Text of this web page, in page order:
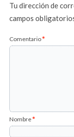
Tu dirección de
campos
Comentario*
Nombre*